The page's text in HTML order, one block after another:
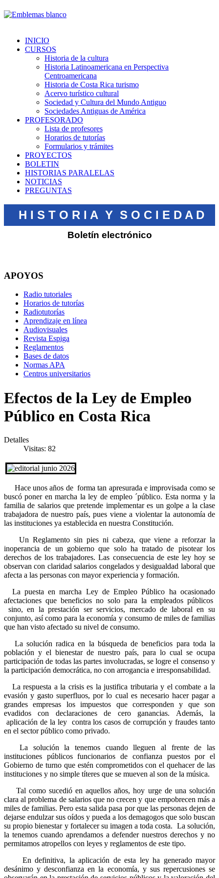
INICIO
CURSOS
Historia de la cultura
Historia Latinoamericana en Perspectiva
Centroamericana
Historia de Costa Rica turismo
Acervo turístico cultural
Sociedad y Cultura del Mundo Antiguo
Sociedades Antiguas de América
PROFESORADO
Lista de profesores
Horarios de tutorías
Formularios y trámites
PROYECTOS
BOLETIN
HISTORIAS PARALELAS
NOTICIAS
PREGUNTAS
H I S T O R I A Y S O C I E D A D
Boletín electrónico
APOYOS
Radio tutoriales
Horarios de tutorías
Radiotutorías
Aprendizaje en línea
Audiovisuales
Revista Espiga
Reglamentos
Bases de datos
Normas APA
Centros universitarios
Efectos de la Ley de Empleo
Público en Costa Rica
Detalles
Visitas: 82
Hace unos años de forma tan apresurada e improvisada como se
buscó poner en marcha la ley de empleo ´público. Esta norma y la
familia de salarios que pretende implementar es un golpe a la clase
trabajadora de nuestro país, pues viene a violentar la autonomía de
las instituciones ya establecida en nuestra Constitución.
Un Reglamento sin pies ni cabeza, que viene a reforzar la
inoperancia de un gobierno que solo ha tratado de pisotear los
derechos de los trabajadores. Las consecuencia de este ley hoy se
observan con claridad salarios congelados y desigualdad laboral que
afecta a las personas con mayor experiencia y formación.
La puesta en marcha Ley de Empleo Público ha ocasionado
afectaciones que beneficios no solo para la empleados públicos
sino, en la prestación ser servicios, mercado de laboral en su
conjunto, así como para la economía y consumo de miles de familias
que han visto afectado su nivel de consumo.
La solución radica en la búsqueda de beneficios para toda la
población y el bienestar de nuestro país, para lo cual se ocupa
participación de todas las partes involucradas, se logre el consenso y
la participación democrática, no con arrogancia e irresponsabilidad.
La respuesta a la crisis es la justifica tributaria y el combate a la
evasión y gasto superfluos, por lo cual es necesario hacer pagar a
grandes empresas los impuestos que corresponden y que son
evadidos con declaraciones de cero ganancias. Además, la
aplicación de la ley contra los casos de corrupción y fraudes tanto
en el sector público como privado.
La solución la tenemos cuando lleguen al frente de las
instituciones públicos funcionarios de confianza puestos por el
Gobierno de turno que estén comprometidos con el quehacer de las
instituciones y no simple títeres que se mueven al son de la música.
Tal como sucedió en aquellos años, hoy urge de una solución
clara al problema de salarios que no crecen y que empobrecen más a
miles de familias. Pero esta salida pasa por que las personas dejen de
dejarse endulzar sus oídos y pueda a los demagogos que solo buscan
su propio bienestar y fortalecer su imagen a toda costa. La solución,
la tenemos cuando aprendamos a defender nuestros derechos y no
permitamos atropellos con leyes y reglamentos de este tipo.
En definitiva, la aplicación de esta ley ha generado mayor
desánimo y desconfianza en la economía, y sus repercusiones se